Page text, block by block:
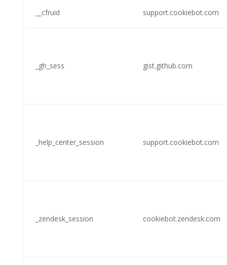
__cfruid support.cookiebot.com
_gh_sess gist.github.com
_help_center_session support.cookiebot.com
_zendesk_session cookiebot.zendesk.com